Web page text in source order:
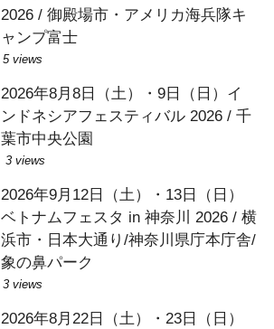
2026 / 御殿場市・アメリカ海兵隊キ
ャンプ富士
5 views
2026年8月8日（土）・9日（日）イ
ンドネシアフェスティバル 2026 / 千
葉市中央公園
3 views
2026年9月12日（土）・13日（日）
ベトナムフェスタ in 神奈川 2026 / 横
浜市・日本大通り/神奈川県庁本庁舎/
象の鼻パーク
3 views
2026年8月22日（土）・23日（日）